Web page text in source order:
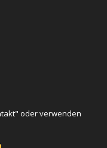
oder verwenden